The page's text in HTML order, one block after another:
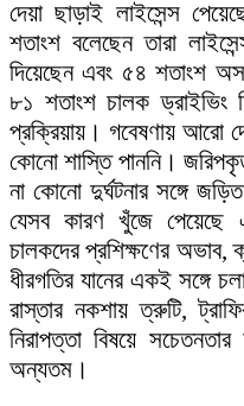
দেয়া ছাড়াই লাইসেন্স
শতাংশ বলেছেন তারা
দিয়েছেন এবং ৫৪ শতাংশ
৮১ শতাংশ চালক ড্রাইভিং
প্রক্রিয়ায়। গবেষণায় আরো
কোনো শাস্তি পাননি।
না কোনো দুর্ঘটনার সঙ্গে
যেসব কারণ খুঁজে পেয়েছে
চালকদের প্রশিক্ষণের অভাব,
ধীরগতির যানের একই সঙ্গে
রাস্তার নকশায় ত্রুটি,
নিরাপত্তা বিষয়ে
অন্যতম।